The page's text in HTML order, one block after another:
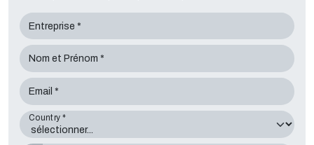
Entreprise *
Nom et Prénom *
Email *
Country *